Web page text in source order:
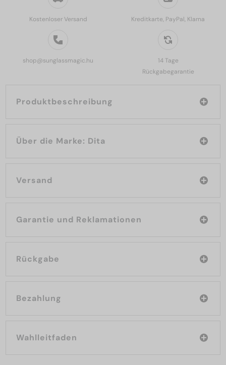
Kostenloser Versand Kreditkarte, PayPal, Klarna
shop@sunglassmagic.hu
14 Tage
Rückgabegarantie
Produktbeschreibung
Über die Marke: Dita
Versand
Garantie und Reklamationen
Rückgabe
Bezahlung
Wahlleitfaden